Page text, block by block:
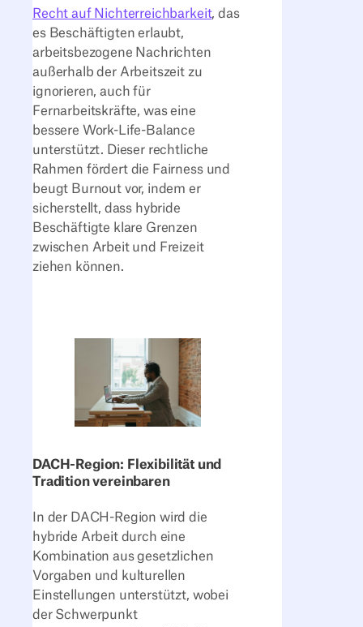
Recht auf Nichterreichbarkeit, das
es Beschäftigten erlaubt,
arbeitsbezogene Nachrichten
außerhalb der Arbeitszeit zu
ignorieren, auch für
Fernarbeitskräfte, was eine
bessere Work-Life-Balance
unterstützt. Dieser rechtliche
Rahmen fördert die Fairness und
beugt Burnout vor, indem er
sicherstellt, dass hybride
Beschäftigte klare Grenzen
zwischen Arbeit und Freizeit
ziehen können.
DACH-Region: Flexibilität und
Tradition vereinbaren
In der DACH-Region wird die
hybride Arbeit durch eine
Kombination aus gesetzlichen
Vorgaben und kulturellen
Einstellungen unterstützt, wobei
der Schwerpunkt